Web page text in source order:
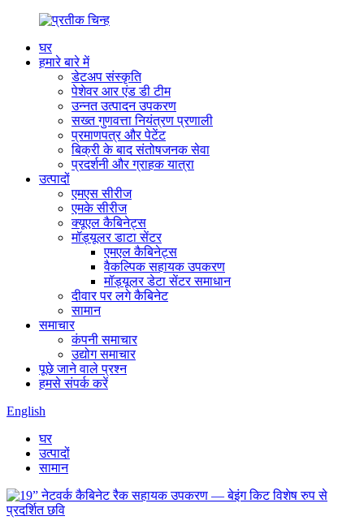
घर
हमारे बारे में
डेटअप संस्कृति
पेशेवर आर एंड डी टीम
उन्नत उत्पादन उपकरण
सख्त गुणवत्ता नियंत्रण प्रणाली
प्रमाणपत्र और पेटेंट
बिक्री के बाद संतोषजनक सेवा
प्रदर्शनी और ग्राहक यात्रा
उत्पादों
एमएस सीरीज
एमके सीरीज
क्यूएल कैबिनेट्स
मॉड्यूलर डाटा सेंटर
एमएल कैबिनेट्स
वैकल्पिक सहायक उपकरण
मॉड्यूलर डेटा सेंटर समाधान
दीवार पर लगे कैबिनेट
सामान
समाचार
कंपनी समाचार
उद्योग समाचार
पूछे जाने वाले प्रश्न
हमसे संपर्क करें
English
घर
उत्पादों
सामान